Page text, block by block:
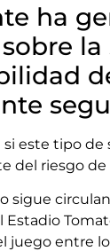
ha
este tipo de
del riesgo de
sigue
Estadio
juego entre